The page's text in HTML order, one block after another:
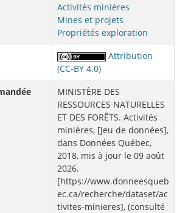
Activités minières
Mines et projets
Propriétés exploration
Attribution
(CC-BY 4.0)
MINISTÈRE DES
RESSOURCES NATURELLES
ET DES FORÊTS. Activités
minières, [Jeu de données],
dans Données Québec,
2018, mis à jour le 09 août
2026.
[https://www.donneesqueb
ec.ca/recherche/dataset/ac
tivites-minieres], (consulté